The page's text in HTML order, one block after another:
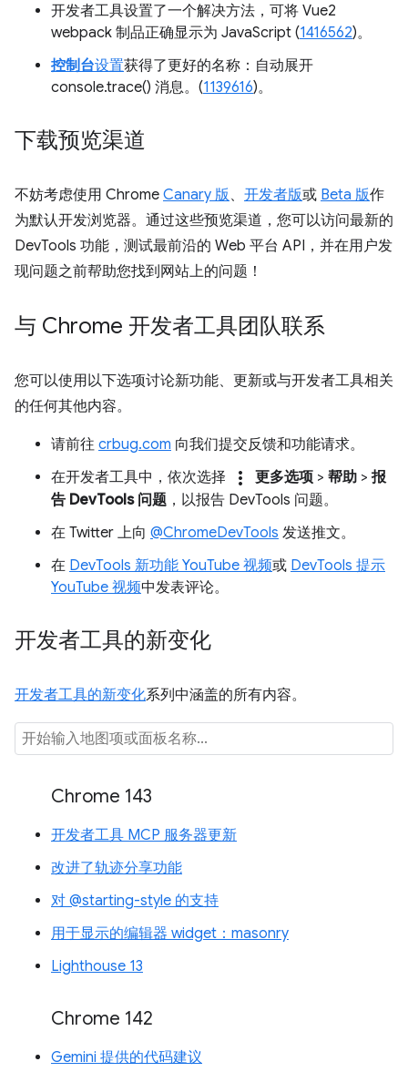
开发者工具设置了一个解决方法，可将 Vue2
webpack 制品正确显示为 JavaScript (1416562)。
控制台设置获得了更好的名称：自动展开
console.trace() 消息。(1139616)。
下载预览渠道
不妨考虑使用 Chrome Canary 版 、 开发者版或 Beta 版作
为默认开发浏览器。通过这些预览渠道，您可以访问最新的
DevTools 功能，测试最前沿的 Web 平台 API，并在用户发
现问题之前帮助您找到网站上的问题！
与 Chrome 开发者工具团队联系
您可以使用以下选项讨论新功能、更新或与开发者工具相关
的任何其他内容。
请前往 crbug.com 向我们提交反馈和功能请求。
在开发者工具中，依次选择
more_vert 更多选项 > 帮助 > 报
告 DevTools 问题 ，以报告 DevTools 问题。
在 Twitter 上向 @ChromeDevTools 发送推文。
在 DevTools 新功能 YouTube 视频或 DevTools 提示
YouTube 视频中发表评论。
开发者工具的新变化
开发者工具的新变化系列中涵盖的所有内容。
Chrome 143
开发者工具 MCP 服务器更新
改进了轨迹分享功能
对 @starting-style 的支持
用于显示的编辑器 widget：masonry
Lighthouse 13
Chrome 142
Gemini 提供的代码建议